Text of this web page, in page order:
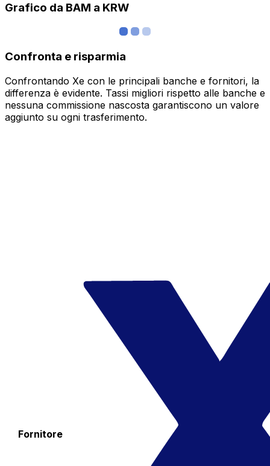
Grafico da BAM a KRW
Confronta e risparmia
Confrontando Xe con le principali banche e fornitori, la
differenza è evidente. Tassi migliori rispetto alle banche e
nessuna commissione nascosta garantiscono un valore
aggiunto su ogni trasferimento.
Fornitore